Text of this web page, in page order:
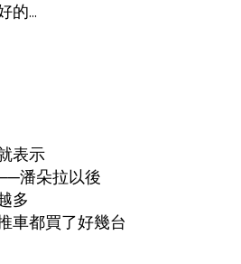
的...
表示
潘朵拉以後
多
車都買了好幾台